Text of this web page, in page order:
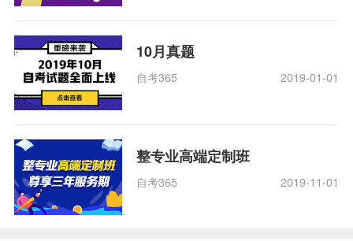
10月真题
自考365 2019-01-01
整专业高端定制班
自考365 2019-11-01